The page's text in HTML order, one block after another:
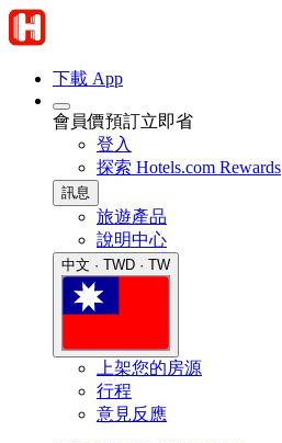
下載 App
會員價預訂立即省
登入
探索 Hotels.com Rewards
訊息
旅遊產品
說明中心
中文 · TWD · TW
上架您的房源
行程
意見反應